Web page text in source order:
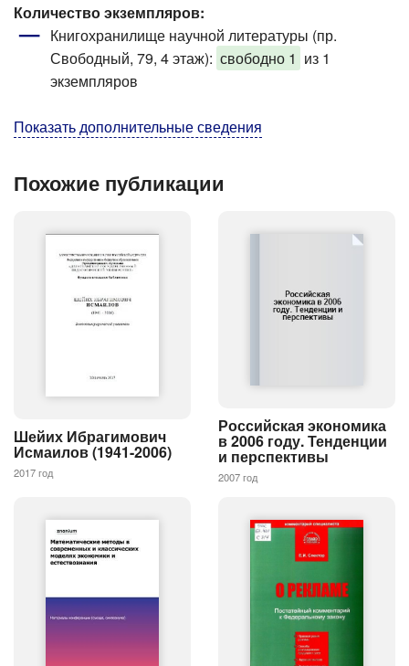
Количество экземпляров:
Книгохранилище научной литературы (пр.
Свободный, 79, 4 этаж): свободно 1 из 1
экземпляров
Показать дополнительные сведения
Похожие публикации
Шейих Ибрагимович
Исмаилов (1941-2006)
2017 год
Российская экономика
в 2006 году. Тенденции
и перспективы
2007 год